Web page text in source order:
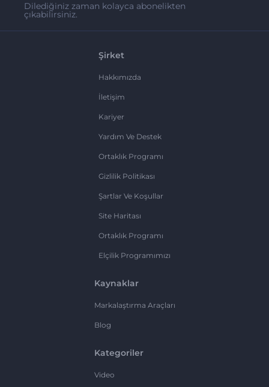
Dilediğiniz zaman kolayca abonelikten
çıkabilirsiniz.
Şirket
Hakkımızda
İletişim
Kariyer
Yardım Ve Destek
Ortaklık Programı
Gizlilik Politikası
Şartlar Ve Koşullar
Site Haritası
Ortaklık Programı
Elçilik Programımızı
Kaynaklar
Markalaştırma Araçları
Blog
Kategoriler
Video